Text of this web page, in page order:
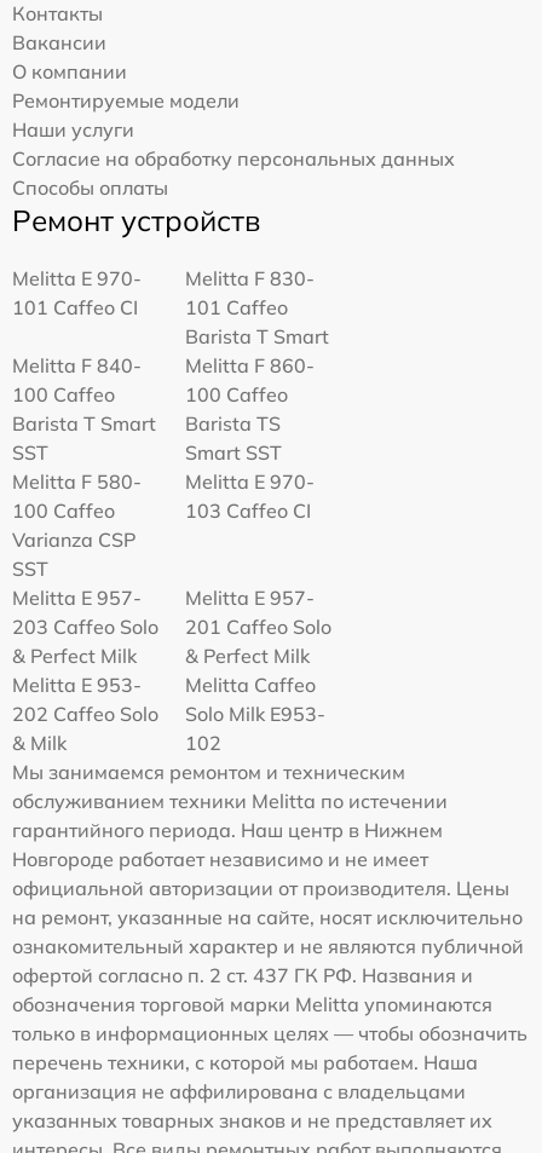
Контакты
Вакансии
О компании
Ремонтируемые модели
Наши услуги
Согласие на обработку персональных данных
Способы оплаты
Ремонт устройств
Melitta Е 970-
101 Caffeo CI
Melitta F 830-
101 Caffeo
Barista T Smart
Melitta F 840-
100 Caffeo
Barista T Smart
SST
Melitta F 860-
100 Caffeo
Barista TS
Smart SST
Melitta F 580-
100 Caffeo
Varianza CSP
SST
Melitta Е 970-
103 Caffeo CI
Melitta E 957-
203 Caffeo Solo
& Perfect Milk
Melitta E 957-
201 Caffeo Solo
& Perfect Milk
Melitta Е 953-
202 Caffeo Solo
& Milk
Melitta Caffeo
Solo Milk E953-
102
Мы занимаемся ремонтом и техническим
обслуживанием техники Melitta по истечении
гарантийного периода. Наш центр в Нижнем
Новгороде работает независимо и не имеет
официальной авторизации от производителя. Цены
на ремонт, указанные на сайте, носят исключительно
ознакомительный характер и не являются публичной
офертой согласно п. 2 ст. 437 ГК РФ. Названия и
обозначения торговой марки Melitta упоминаются
только в информационных целях — чтобы обозначить
перечень техники, с которой мы работаем. Наша
организация не аффилирована с владельцами
указанных товарных знаков и не представляет их